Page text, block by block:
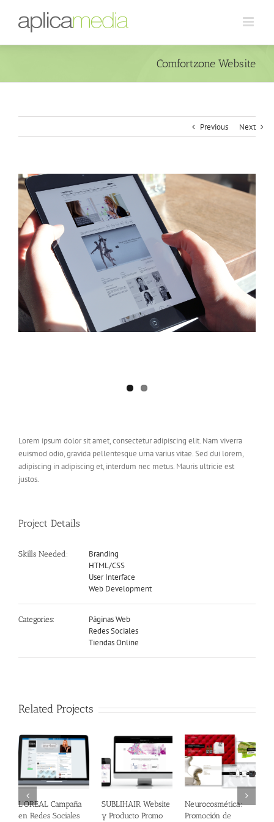
Comfortzone Website
Previous Next
Lorem ipsum dolor sit amet, consectetur adipiscing elit. Nam viverra
euismod odio, gravida pellentesque urna varius vitae. Sed dui lorem,
adipiscing in adipiscing et, interdum nec metus. Mauris ultricie est
justos.
Project Details
Skills Needed:
Branding
HTML/CSS
User Interface
Web Development
Categories:
Páginas Web
Redes Sociales
Tiendas Online
Related Projects
L’OREAL Campaña
en Redes Sociales
SUBLIHAIR Website
y Producto Promo
Neurocosmética:
Promoción de